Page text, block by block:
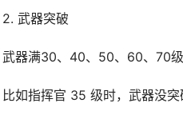
2. 武器突破
武器满30、40、50、60、70
比如指挥官 35 级时，武器没